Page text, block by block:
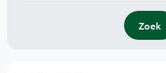
Zoek